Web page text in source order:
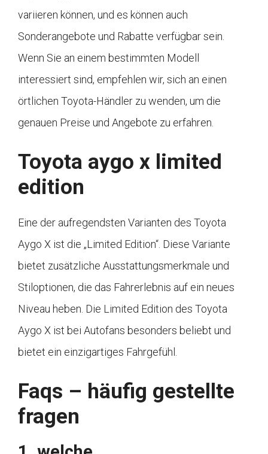
variieren können, und es können auch
Sonderangebote und Rabatte verfügbar sein.
Wenn Sie an einem bestimmten Modell
interessiert sind, empfehlen wir, sich an einen
örtlichen Toyota-Händler zu wenden, um die
genauen Preise und Angebote zu erfahren.
Toyota aygo x limited
edition
Eine der aufregendsten Varianten des Toyota
Aygo X ist die „Limited Edition“. Diese Variante
bietet zusätzliche Ausstattungsmerkmale und
Stiloptionen, die das Fahrerlebnis auf ein neues
Niveau heben. Die Limited Edition des Toyota
Aygo X ist bei Autofans besonders beliebt und
bietet ein einzigartiges Fahrgefühl.
Faqs – häufig gestellte
fragen